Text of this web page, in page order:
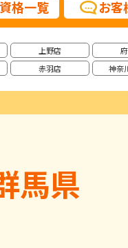
格一覧 お客
上野店
赤羽店
神奈
馬県